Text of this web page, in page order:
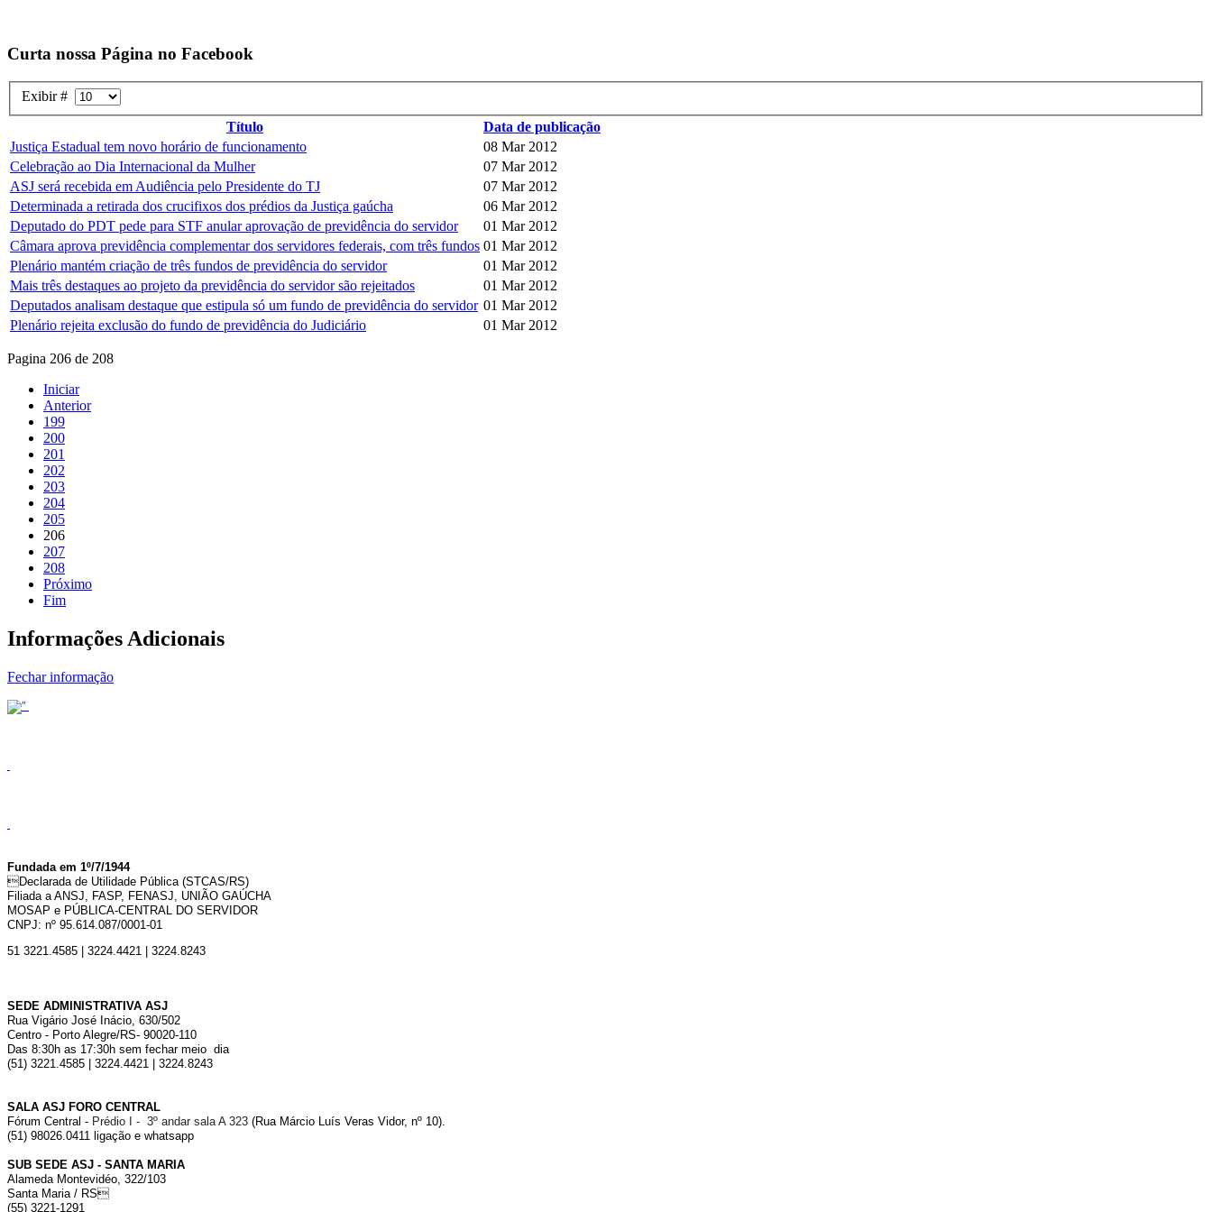
Curta nossa Página no Facebook
Exibir #
Título
Data de publicação
Justiça Estadual tem novo horário de funcionamento
08 Mar 2012
Celebração ao Dia Internacional da Mulher
07 Mar 2012
ASJ será recebida em Audiência pelo Presidente do TJ
07 Mar 2012
Determinada a retirada dos crucifixos dos prédios da Justiça gaúcha
06 Mar 2012
Deputado do PDT pede para STF anular aprovação de previdência do servidor
01 Mar 2012
Câmara aprova previdência complementar dos servidores federais, com três fundos 01 Mar 2012
Plenário mantém criação de três fundos de previdência do servidor
01 Mar 2012
Mais três destaques ao projeto da previdência do servidor são rejeitados
01 Mar 2012
Deputados analisam destaque que estipula só um fundo de previdência do servidor 01 Mar 2012
Plenário rejeita exclusão do fundo de previdência do Judiciário
01 Mar 2012
Pagina 206 de 208
Iniciar
Anterior
199
200
201
202
203
204
205
206
207
208
Próximo
Fim
Informações Adicionais
Fechar informação
Fundada em 1º/7/1944
Declarada de Utilidade Pública (STCAS/RS)
Filiada a ANSJ, FASP, FENASJ, UNIÃO GAÚCHA
MOSAP e PÚBLICA-CENTRAL DO SERVIDOR
CNPJ: nº 95.614.087/0001-01
51 3221.4585 | 3224.4421 | 3224.8243
SEDE ADMINISTRATIVA ASJ
Rua Vigário José Inácio, 630/502
Centro - Porto Alegre/RS- 90020-110
Das 8:30h as 17:30h sem fechar meio dia
(51) 3221.4585 | 3224.4421 | 3224.8243
SALA ASJ FORO CENTRAL
Fórum Central - Prédio I - 3º andar sala A 323 (Rua Márcio Luís Veras Vidor, nº 10).
(51) 98026.0411 ligação e whatsapp
SUB SEDE ASJ - SANTA MARIA
Alameda Montevidéo, 322/103
Santa Maria / RS
(55) 3221-1291